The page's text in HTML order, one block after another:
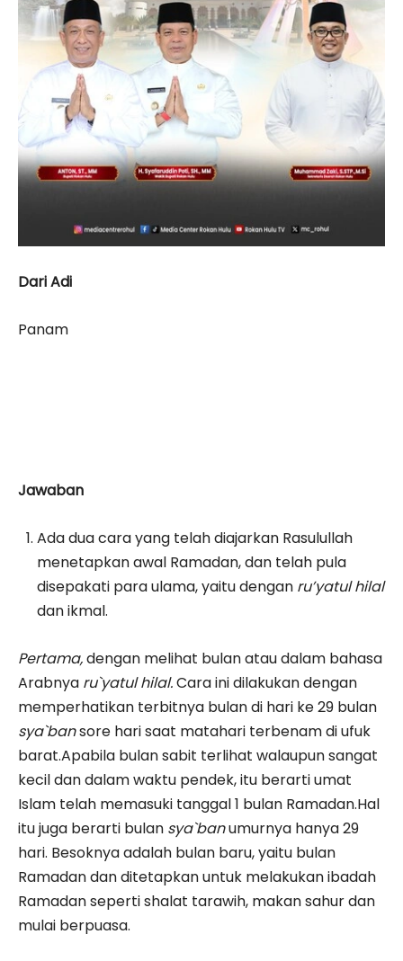
Dari Adi
Panam
Jawaban
Ada dua cara yang telah diajarkan Rasulullah
menetapkan awal Ramadan, dan telah pula
disepakati para ulama, yaitu dengan ru’yatul hilal
dan ikmal.
Pertama,dengan melihat bulan atau dalam bahasa
Arabnya ru`yatul hilal.Cara ini dilakukan dengan
memperhatikan terbitnya bulan di hari ke 29 bulan
sya`bansore hari saat matahari terbenam di ufuk
barat.Apabila bulan sabit terlihat walaupun sangat
kecil dan dalam waktu pendek, itu berarti umat
Islam telah memasuki tanggal 1 bulan Ramadan.Hal
itu juga berarti bulan sya`banumurnya hanya 29
hari. Besoknya adalah bulan baru, yaitu bulan
Ramadan dan ditetapkan untuk melakukan ibadah
Ramadan seperti shalat tarawih, makan sahur dan
mulai berpuasa.